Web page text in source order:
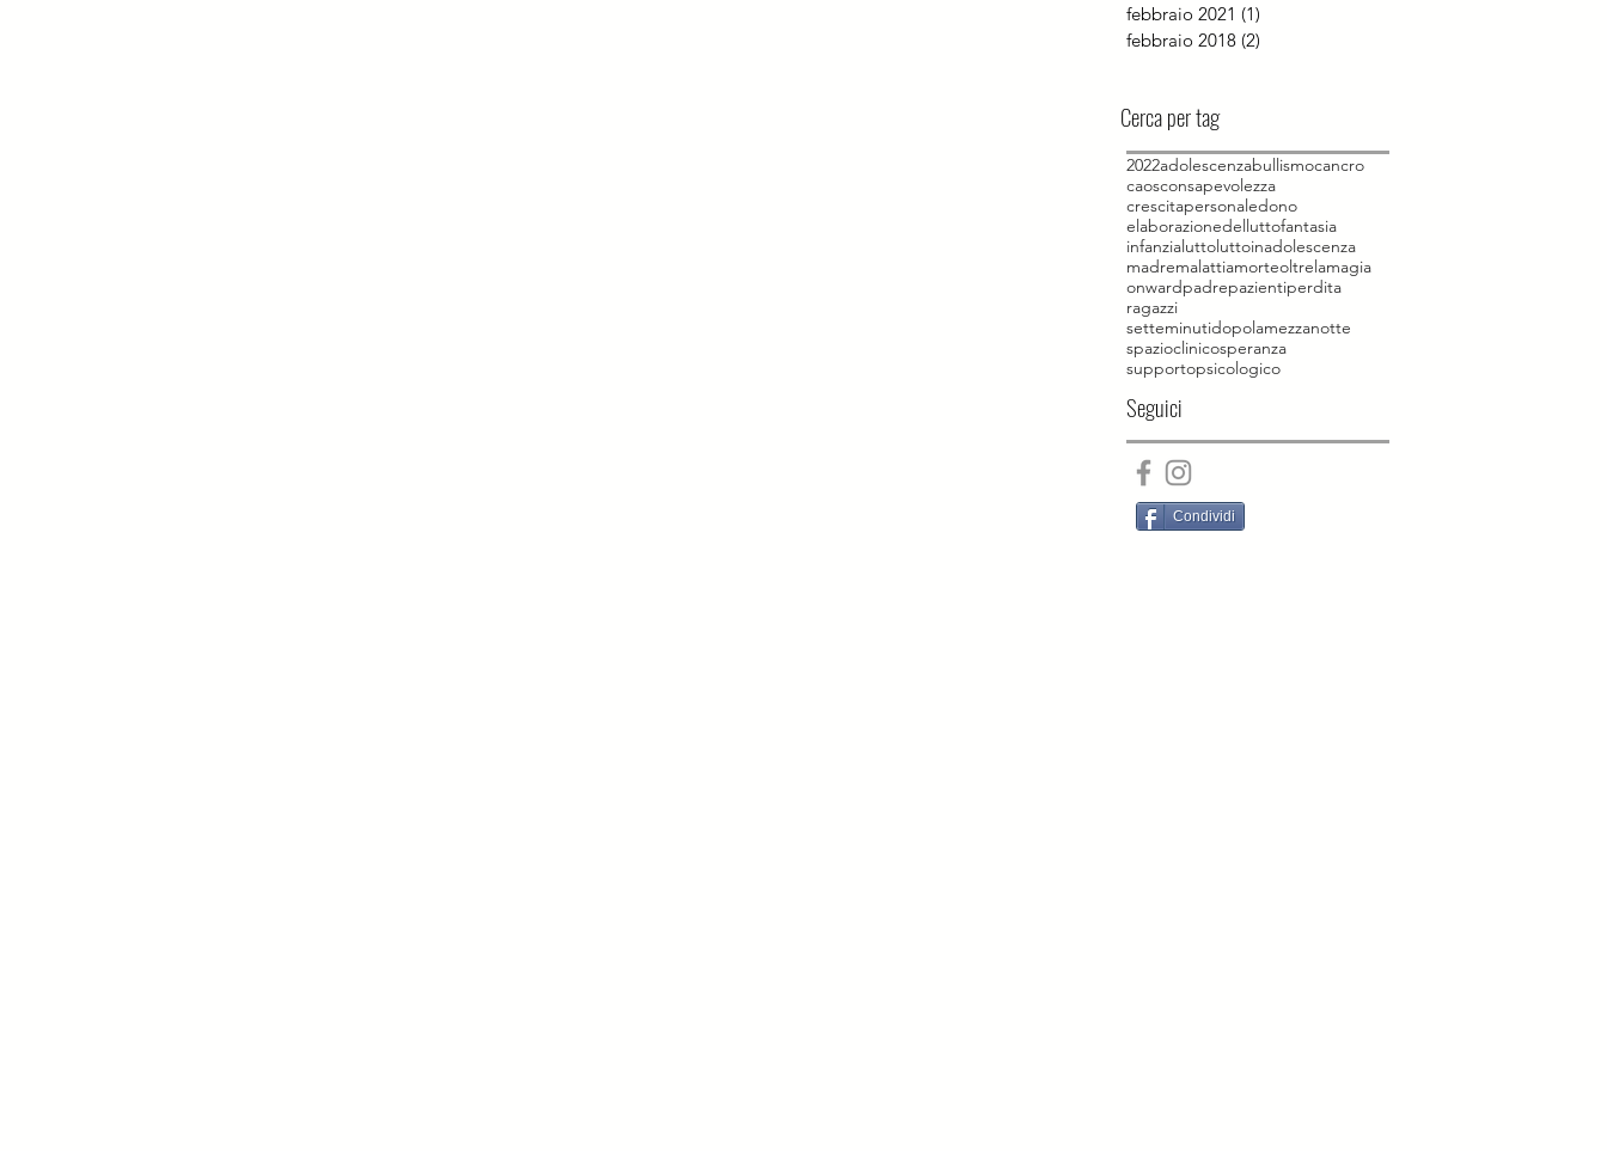
febbraio 2021 (1)
febbraio 2018 (2)
Cerca per tag
2022adolescenzabullismocancro
caosconsapevolezza
crescitapersonaledono
elaborazionedelluttofantasia
infanzialuttoluttoinadolescenza
madremalattiamorteoltrelamagia
onwardpadrepazientiperdita
ragazzi
setteminutidopolamezzanotte
spazioclinicosperanza
supportopsicologico
Seguici
Condividi